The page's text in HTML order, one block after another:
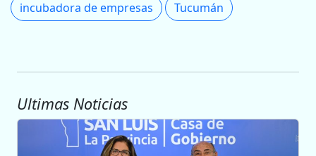
incubadora de empresas Tucumán
Ultimas Noticias